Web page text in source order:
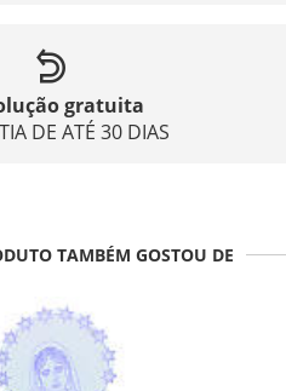
gratuita
DE ATÉ 30 DIAS
TAMBÉM GOSTOU DE